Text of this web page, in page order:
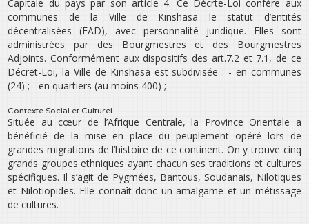
Capitale du pays par son article 4. Ce Décrte-Loi confère aux
communes de la Ville de Kinshasa le statut d’entités
décentralisées (EAD), avec personnalité juridique. Elles sont
administrées par des Bourgmestres et des Bourgmestres
Adjoints. Conformément aux dispositifs des art.7.2 et 7.1, de ce
Décret-Loi, la Ville de Kinshasa est subdivisée : - en communes
(24) ; - en quartiers (au moins 400) ;
Contexte Social et Culturel
Située au cœur de l’Afrique Centrale, la Province Orientale a
bénéficié de la mise en place du peuplement opéré lors de
grandes migrations de l’histoire de ce continent. On y trouve cinq
grands groupes ethniques ayant chacun ses traditions et cultures
spécifiques. Il s’agit de Pygmées, Bantous, Soudanais, Nilotiques
et Nilotiopides. Elle connaît donc un amalgame et un métissage
de cultures.